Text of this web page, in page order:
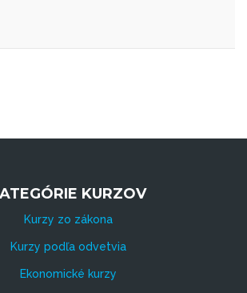
KURZOV
Kurzy zo zákona
Kurzy podľa odvetvia
Ekonomické kurzy